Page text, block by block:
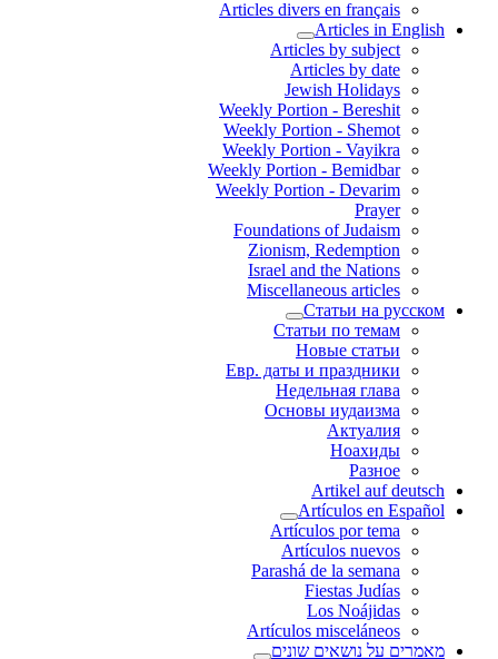
Articles divers en français
Articles in English
Articles by subject
Articles by date
Jewish Holidays
Weekly Portion - Bereshit
Weekly Portion - Shemot
Weekly Portion - Vayikra
Weekly Portion - Bemidbar
Weekly Portion - Devarim
Prayer
Foundations of Judaism
Zionism, Redemption
Israel and the Nations
Miscellaneous articles
Статьи на русском
Статьи по темам
Новые статьи
Евр. даты и праздники
Недельная глава
Основы иудаизма
Актуалия
Ноахиды
Разное
Artikel auf deutsch
Artículos en Español
Artículos por tema
Artículos nuevos
Parashá de la semana
Fiestas Judías
Los Noájidas
Artículos misceláneos
מאמרים על נושאים שונים